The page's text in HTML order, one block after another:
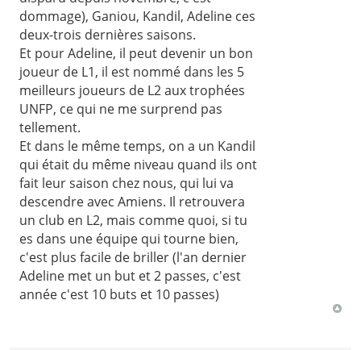
dommage), Ganiou, Kandil, Adeline ces
deux-trois dernières saisons.
Et pour Adeline, il peut devenir un bon
joueur de L1, il est nommé dans les 5
meilleurs joueurs de L2 aux trophées
UNFP, ce qui ne me surprend pas
tellement.
Et dans le même temps, on a un Kandil
qui était du même niveau quand ils ont
fait leur saison chez nous, qui lui va
descendre avec Amiens. Il retrouvera
un club en L2, mais comme quoi, si tu
es dans une équipe qui tourne bien,
c'est plus facile de briller (l'an dernier
Adeline met un but et 2 passes, c'est
année c'est 10 buts et 10 passes)